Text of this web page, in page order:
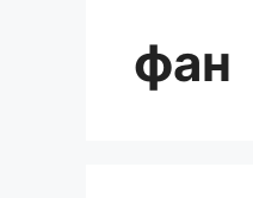
фан